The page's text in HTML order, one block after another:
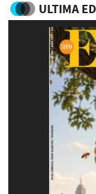
ULTIMA